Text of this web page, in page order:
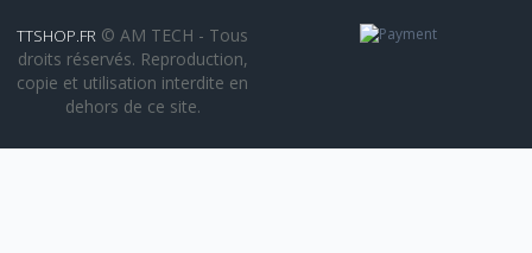
TTSHOP.FR © AM TECH - Tous
droits réservés. Reproduction,
copie et utilisation interdite en
dehors de ce site.